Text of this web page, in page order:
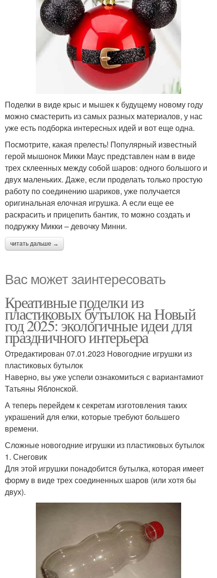
Поделки в виде крыс и мышек к будущему новому году
можно смастерить из самых разных материалов, у нас
уже есть подборка интересных идей и вот еще одна.
Посмотрите, какая прелесть! Популярный известный
герой мышонок Микки Маус представлен нам в виде
трех склеенных между собой шаров: одного большого и
двух маленьких. Даже, если проделать только простую
работу по соединению шариков, уже получается
оригинальная елочная игрушка. А если еще ее
раскрасить и прицепить бантик, то можно создать и
подружку Микки – девочку Минни.
читать дальше →
Вас может заинтересовать
Креативные поделки из
пластиковых бутылок на Новый
год 2025: экологичные идеи для
праздничного интерьера
Отредактирован 07.01.2023 Новогодние игрушки из
пластиковых бутылок
Наверно, вы уже успели ознакомиться с вариантамиот
Татьяны Яблонской.
А теперь перейдем к секретам изготовления таких
украшений для елки, которые требуют большего
времени.
Сложные новогодние игрушки из пластиковых бутылок
1. Снеговик
Для этой игрушки понадобится бутылка, которая имеет
форму в виде трех соединенных шаров (или хотя бы
двух).